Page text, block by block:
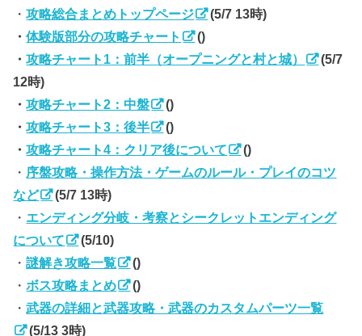
・攻略総合まとめトップページ
(5/7 13時)
・体験版部分の攻略チャート
()
・攻略チャート1：前半（オープニングと村と城）
(5/7
12時)
・攻略チャート2：中盤
()
・攻略チャート3：後半
()
・攻略チャート4：クリア後について
()
・ 序盤攻略・操作方法・ゲームのルール・プレイのコツ
など
(5/7 13時)
・ エンディング分岐・考察とシークレットエンディング
について
(5/10)
・謎解き攻略一覧
()
・ボス攻略まとめ
()
・武器の詳細と武器攻略・武器のカスタムパーツ一覧
(5/13 3時)